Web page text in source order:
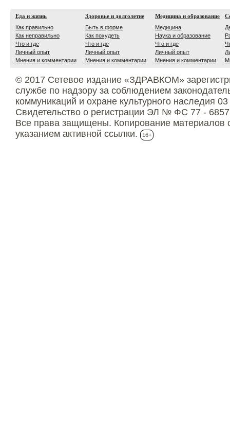
Еда и жизнь
Как правильно
Как неправильно
Что и где
Личный опыт
Мнения и комментарии
Здоровье и долголетие
Быть в форме
Как похудеть
Что и где
Личный опыт
Мнения и комментарии
Медицина и образование
Медицина
Наука и образование
Что и где
Личный опыт
Мнения и комментарии
© 2017 Сетевое издание «ЗДРАВКОМ»
службе по надзору за соблюдением
коммуникаций и охране культурного наследия
Свидетельство о регистрации ЭЛ № ФС 77 -
Все права защищены. Копирование материалов
указанием активной ссылки.
16+